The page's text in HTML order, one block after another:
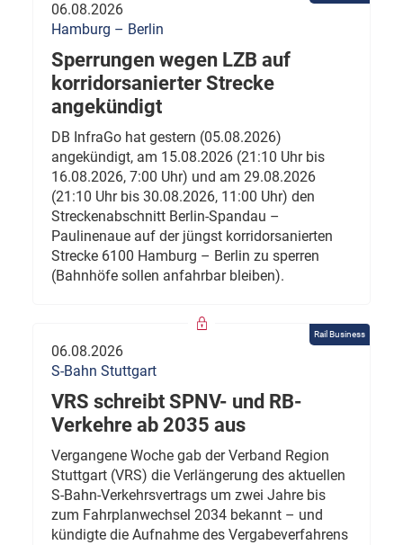
06.08.2026
Hamburg – Berlin
Sperrungen wegen LZB auf
korridorsanierter Strecke
angekündigt
DB InfraGo hat gestern (05.08.2026)
angekündigt, am 15.08.2026 (21:10 Uhr bis
16.08.2026, 7:00 Uhr) und am 29.08.2026
(21:10 Uhr bis 30.08.2026, 11:00 Uhr) den
Streckenabschnitt Berlin-Spandau –
Paulinenaue auf der jüngst korridorsanierten
Strecke 6100 Hamburg – Berlin zu sperren
(Bahnhöfe sollen anfahrbar bleiben).
Rail Business
06.08.2026
S-Bahn Stuttgart
VRS schreibt SPNV- und RB-
Verkehre ab 2035 aus
Vergangene Woche gab der Verband Region
Stuttgart (VRS) die Verlängerung des aktuellen
S-Bahn-Verkehrsvertrags um zwei Jahre bis
zum Fahrplanwechsel 2034 bekannt – und
kündigte die Aufnahme des Vergabeverfahrens